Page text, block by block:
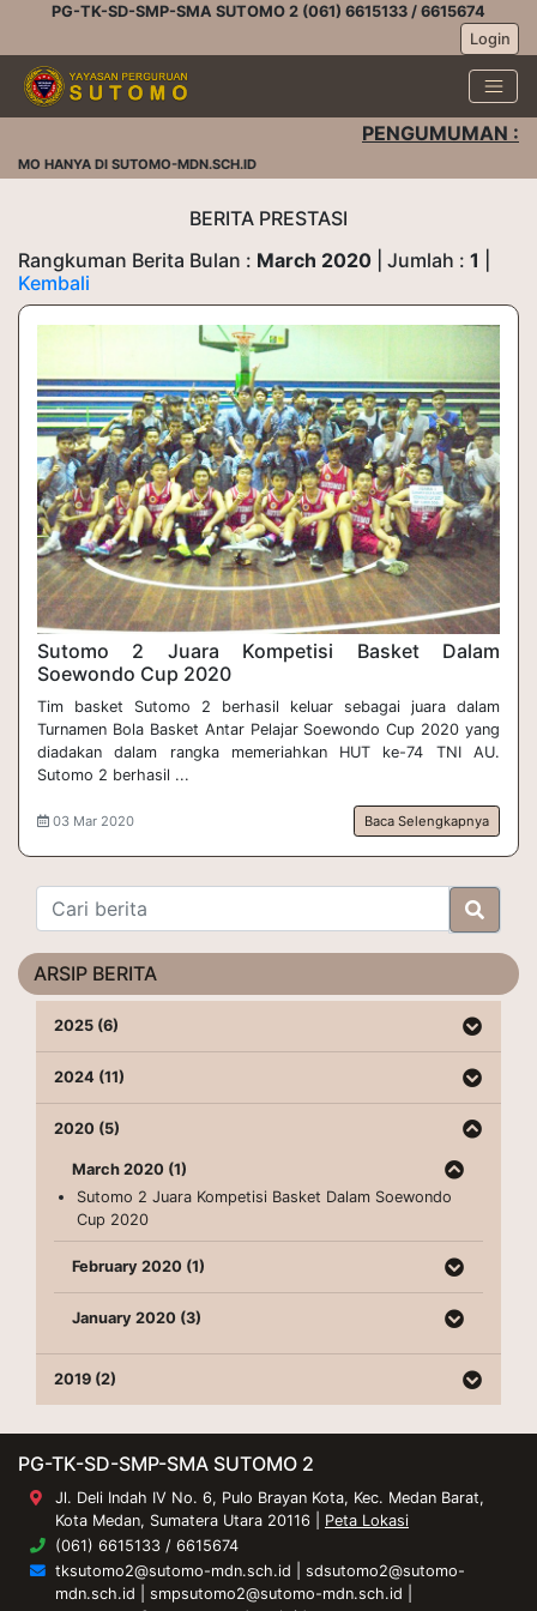
PG-TK-SD-SMP-SMA SUTOMO 2 (061) 6615133 / 6615674
Login
PENGUMUMAN :
HANYA DI SUTOMO-MDN.SCH.ID
BERITA PRESTASI
Rangkuman Berita Bulan : March 2020 | Jumlah : 1
Kembali
Sutomo 2 Juara Kompetisi Basket Dalam
Soewondo Cup 2020
Tim basket Sutomo 2 berhasil keluar sebagai juara dalam
Turnamen Bola Basket Antar Pelajar Soewondo Cup 2020 yang
diadakan dalam rangka memeriahkan HUT ke-74 TNI AU.
Sutomo 2 berhasil ...
03 Mar 2020 Baca Selengkapnya
ARSIP BERITA
2025 (6)
2024 (11)
2020 (5)
March 2020 (1)
Sutomo 2 Juara Kompetisi Basket Dalam Soewondo
Cup 2020
February 2020 (1)
January 2020 (3)
2019 (2)
PG-TK-SD-SMP-SMA SUTOMO 2
Jl. Deli Indah IV No. 6, Pulo Brayan Kota, Kec. Medan Barat,
Kota Medan, Sumatera Utara 20116 | Peta Lokasi
(061) 6615133 / 6615674
tksutomo2@sutomo-mdn.sch.id
sdsutomo2@sutomo-
mdn.sch.id
smpsutomo2@sutomo-mdn.sch.id